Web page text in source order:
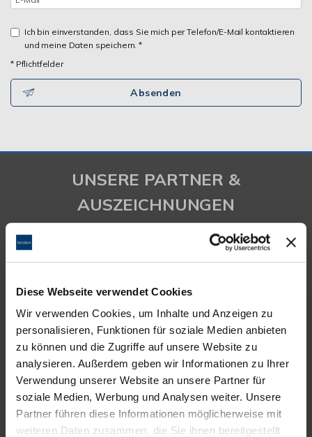
Diese Webseite verwendet Cookies
Wir verwenden Cookies, um Inhalte und Anzeigen zu
personalisieren, Funktionen für soziale Medien anbieten
zu können und die Zugriffe auf unsere Website zu
analysieren. Außerdem geben wir Informationen zu Ihrer
Verwendung unserer Website an unsere Partner für
soziale Medien, Werbung und Analysen weiter. Unsere
Partner führen diese Informationen möglicherweise mit
weiteren Daten zusammen, die Sie ihnen bereitgestellt
Ich bin einverstanden, dass Sie mich per Telefon/E-Mail kontaktieren
und meine Daten speichern. *
* Pflichtfelder
Absenden
UNSERE PARTNER &
AUSZEICHNUNGEN
KONTAKT